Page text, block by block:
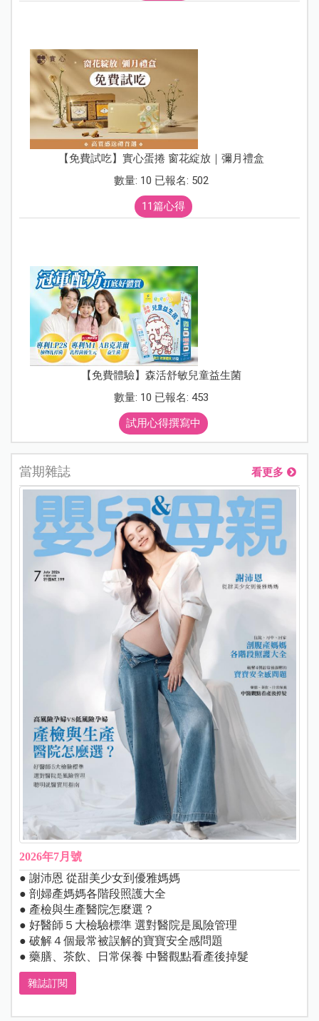
【免費試吃】實心蛋捲 窗花綻放｜彌月禮盒
數量: 10 已報名: 502
11篇心得
【免費體驗】森活舒敏兒童益生菌
數量: 10 已報名: 453
試用心得撰寫中
當期雜誌 看更多
2026年7月號
● 謝沛恩 從甜美少女到優雅媽媽
● 剖婦產媽媽各階段照護大全
● 產檢與生產醫院怎麼選？
● 好醫師５大檢驗標準 選對醫院是風險管理
● 破解４個最常被誤解的寶寶安全感問題
● 藥膳、茶飲、日常保養 中醫觀點看產後掉髮
雜誌訂閱